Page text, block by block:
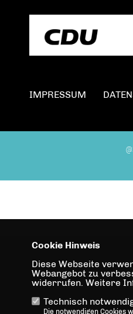
IMPRESSUM
Cookie Hinweis
Diese Webseite
Webangebot zu
widerrufen. Weitere
Technisch
Die notwendigen Cookies